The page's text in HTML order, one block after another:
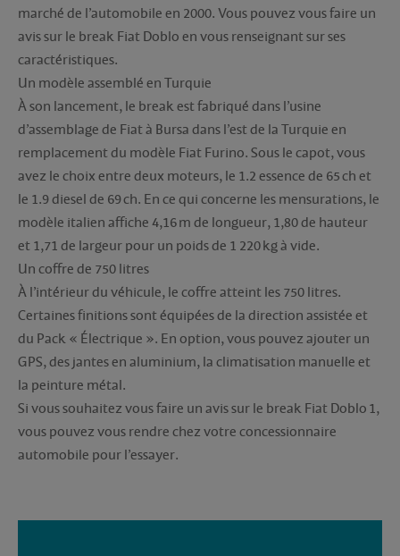
marché de l’automobile en 2000. Vous pouvez vous faire un
avis sur le break Fiat Doblo en vous renseignant sur ses
caractéristiques.
Un modèle assemblé en Turquie
À son lancement, le break est fabriqué dans l’usine
d’assemblage de Fiat à Bursa dans l’est de la Turquie en
remplacement du modèle Fiat Furino. Sous le capot, vous
avez le choix entre deux moteurs, le 1.2 essence de 65 ch et
le 1.9 diesel de 69 ch. En ce qui concerne les mensurations, le
modèle italien affiche 4,16 m de longueur, 1,80 de hauteur
et 1,71 de largeur pour un poids de 1 220 kg à vide.
Un coffre de 750 litres
À l’intérieur du véhicule, le coffre atteint les 750 litres.
Certaines finitions sont équipées de la direction assistée et
du Pack « Électrique ». En option, vous pouvez ajouter un
GPS, des jantes en aluminium, la climatisation manuelle et
la peinture métal.
Si vous souhaitez vous faire un avis sur le break Fiat Doblo 1,
vous pouvez vous rendre chez votre concessionnaire
automobile pour l’essayer.